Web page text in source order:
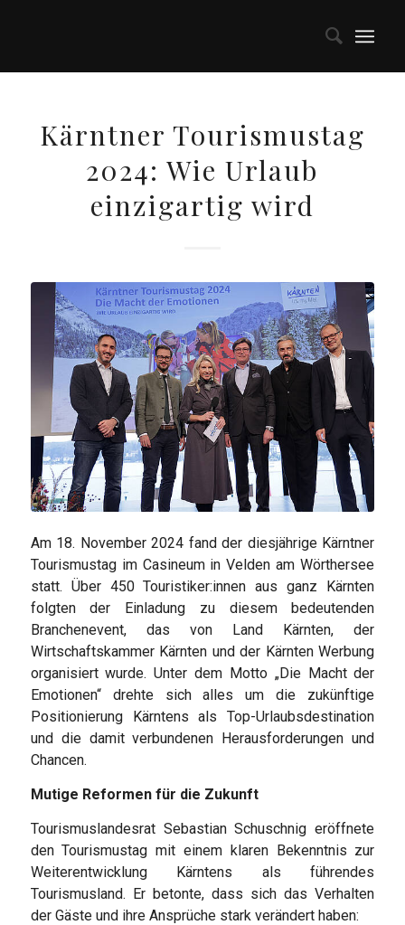
Kärntner Tourismustag
2024: Wie Urlaub
einzigartig wird
Am 18. November 2024 fand der diesjährige Kärntner
Tourismustag im Casineum in Velden am Wörthersee
statt. Über 450 Touristiker:innen aus ganz Kärnten
folgten der Einladung zu diesem bedeutenden
Branchenevent, das von Land Kärnten, der
Wirtschaftskammer Kärnten und der Kärnten Werbung
organisiert wurde. Unter dem Motto „Die Macht der
Emotionen“ drehte sich alles um die zukünftige
Positionierung Kärntens als Top-Urlaubsdestination
und die damit verbundenen Herausforderungen und
Chancen.
Mutige Reformen für die Zukunft
Tourismuslandesrat Sebastian Schuschnig eröffnete
den Tourismustag mit einem klaren Bekenntnis zur
Weiterentwicklung Kärntens als führendes
Tourismusland. Er betonte, dass sich das Verhalten
der Gäste und ihre Ansprüche stark verändert haben: